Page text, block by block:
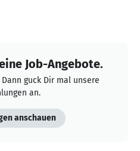
Job-Angebote.
guck Dir mal unsere
an.
anschauen